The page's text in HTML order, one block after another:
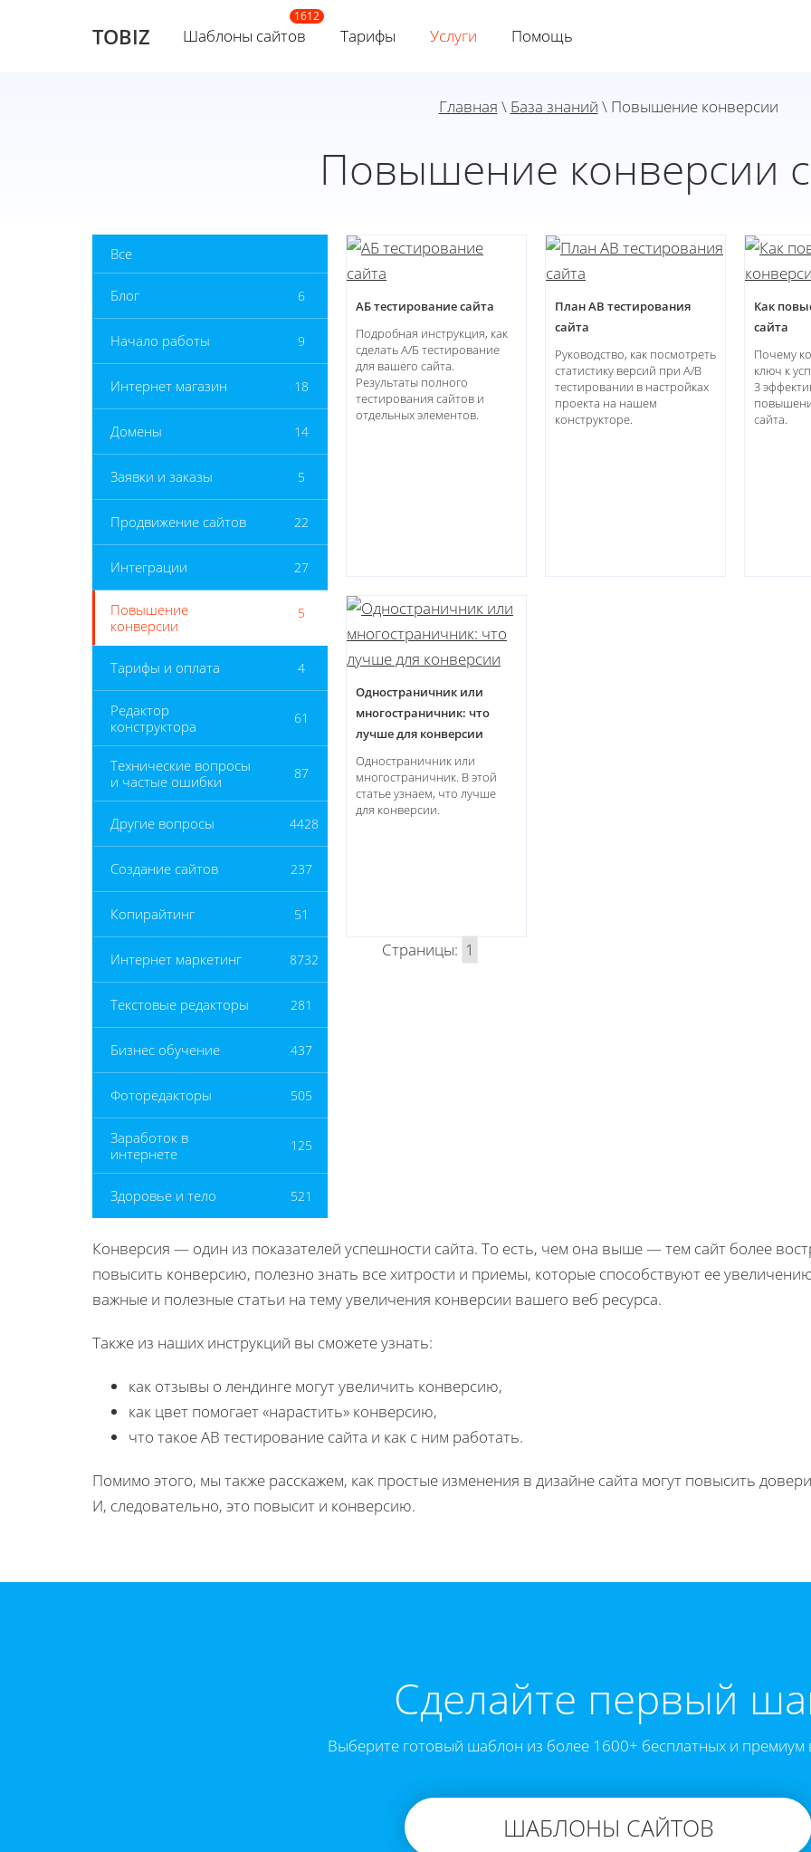
TOBIZ Шаблоны сайтов Тарифы Услуги Помощь
Главная \ База знаний \ Повышение конверсии
Повышение конверсии
Все
Блог 6
Начало работы 9
Интернет магазин 18
Домены 14
Заявки и заказы 5
Продвижение сайтов 22
Интеграции 27
Повышение
конверсии
5
Тарифы и оплата 4
Редактор
конструктора
61
Технические вопросы
и частые ошибки
87
Другие вопросы 4428
Создание сайтов 237
Копирайтинг 51
Интернет маркетинг 8732
Текстовые редакторы 281
Бизнес обучение 437
Фоторедакторы 505
Заработок в
интернете
125
Здоровье и тело 521
АБ тестирование сайта
Подробная инструкция, как
сделать А/Б тестирование
для вашего сайта.
Результаты полного
тестирования сайтов и
отдельных элементов.
План AB тестирования
сайта
Руководство, как посмотреть
статистику версий при A/B
тестировании в настройках
проекта на нашем
конструкторе.
Как
сайта
Почему
ключ к
3
сайта.
Одностраничник или
многостраничник: что
лучше для конверсии
Одностраничник или
многостраничник. В этой
статье узнаем, что лучше
для конверсии.
Страницы: 1
Конверсия — один из показателей успешности сайта. То есть, чем она выше — тем сайт более
повысить конверсию, полезно знать все хитрости и приемы, которые способствуют ее
важные и полезные статьи на тему увеличения конверсии вашего веб ресурса.
Также из наших инструкций вы сможете узнать:
как отзывы о лендинге могут увеличить конверсию,
как цвет помогает «нарастить» конверсию,
что такое АВ тестирование сайта и как с ним работать.
Помимо этого, мы также расскажем, как простые изменения в дизайне сайта могут повысить
И, следовательно, это повысит и конверсию.
Cделайте первый
Выберите готовый шаблон из более 1600+ бесплатных и премиум
ШАБЛОНЫ САЙТОВ